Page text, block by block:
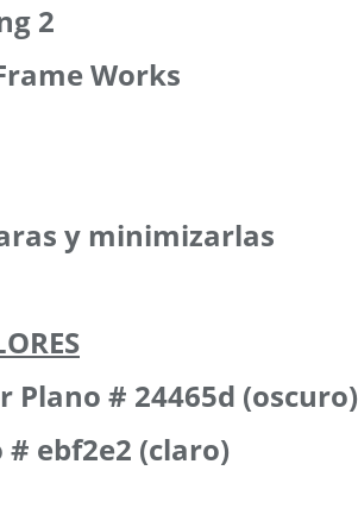
2
Works
y minimizarlas
Plano # 24465d (oscuro)
# ebf2e2 (claro)